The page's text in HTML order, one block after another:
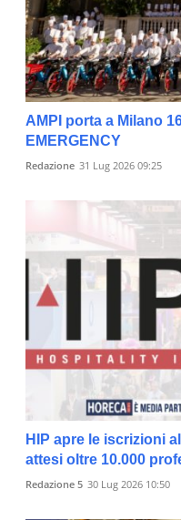
AMPI porta a Milano
EMERGENCY
Redazione 31 Lug 2026 09:25
HIP apre le iscrizioni
attesi oltre 10.000
Redazione 5 30 Lug 2026 10:50